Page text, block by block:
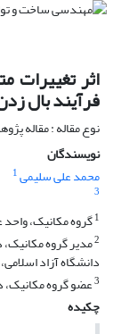
اثر تغییرات
فرآیند بال
نوع مقاله : مقاله
نویسندگان
محمد علی سلیمی1
3
1گروه مکانیک، واحد
2مدیر گروه
دانشگاه آزاد
3عضو گروه
چکیده